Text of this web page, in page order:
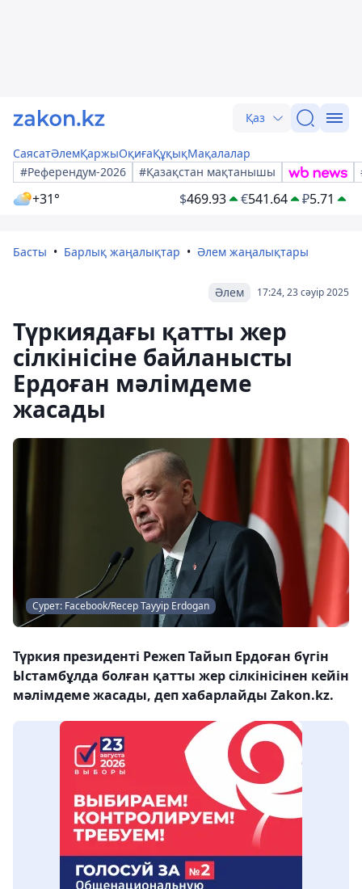
Қаз
СаясатӘлемҚаржыОқиғаҚұқықМақалалар
#Референдум-2026
#Қазақстан мақтанышы
+31° $469.93 €541.64 ₽5.71
Басты Барлық жаңалықтар Әлем жаңалықтары
17:24, 23 сәуір 2025
Әлем
Түркиядағы қатты жер
сілкінісіне байланысты
Ердоған мәлімдеме
жасады
Сурет: Facebook/Recep Tayyip Erdogan
Түркия президенті Режеп Тайып Ердоған бүгін
Ыстамбұлда болған қатты жер сілкінісінен кейін
мәлімдеме жасады, деп хабарлайды Zakon.kz.